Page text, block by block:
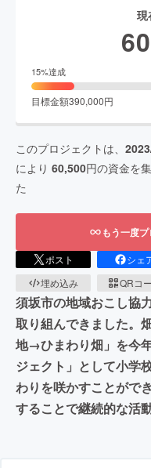
現
15%達成
目標金額390,000円
このプロジェクトは、
により 60,500円の資金を
た
もう一度
ポスト シェ
埋め込み
QRコ
須坂市の地域おこし協
取り組んできました。
地→ひまわり畑」を今
ジェクト」として小学
わりを咲かすことがで
することで継続的な活